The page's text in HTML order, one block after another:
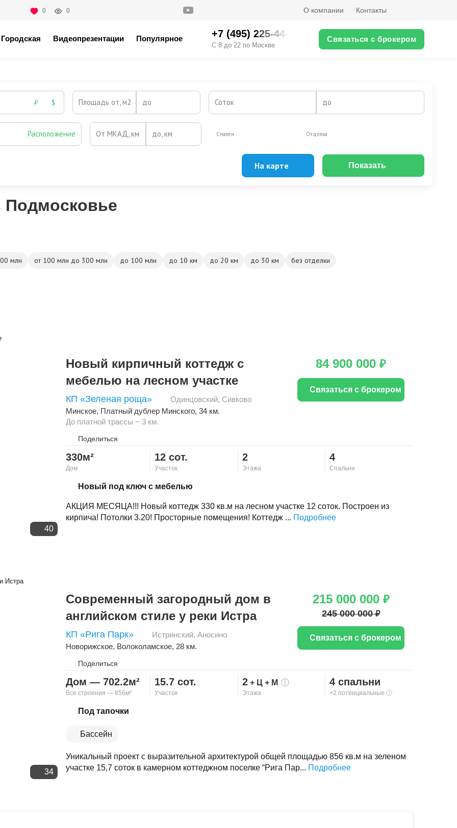
0 0 О компании Контакты
Городская Видеопрезентации Популярное +7 (495) 225-44-XX
С 8 до 22 по Москве
Связаться с брокером
₽ $ Площадь от, м2 до Соток до
Расположение От МКАД, км до, км Спален Отделка
На карте Показать
Подмосковье
млн от 100 млн до 300 млн до 100 млн до 10 км до 20 км до 30 км
без отделки
40
Новый кирпичный коттедж с
мебелью на лесном участке
КП «Зеленая роща» Одинцовский, Сивково
Минское, Платный дублер Минского, 34 км.
До платной трассы ~ 3 км.
Поделиться
Скопировать ссылку
330м²
Дом
12 сот.
Участок
2
Этажа
4
Спальни
Новый под ключ с мебелью
АКЦИЯ МЕСЯЦА!!! Новый коттедж 330 кв.м на лесном участке 12 соток. Построен из
кирпича! Потолки 3.20! Просторные помещения! Коттедж ... Подробнее
84 900 000 ₽
Связаться с брокером
34
Современный загородный дом в
английском стиле у реки Истра
КП «Рига Парк» Истринский, Аносино
Новорижское, Волоколамское, 28 км.
Поделиться
Дом — 702.2м²
Все строения — 856м²
15.7 сот.
Участок
2+ Ц+ М ⓘ
Этажа
4 спальни
+2 потенциальныеⓘ
Под тапочки
Бассейн
Уникальный проект с выразительной архитектурой общей площадью 856 кв.м на зеленом
участке 15,7 соток в камерном коттеджном поселке “Рига Пар... Подробнее
215 000 000 ₽
245 000 000 ₽
Связаться с брокером